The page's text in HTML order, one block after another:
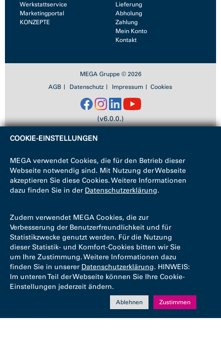
Werkstattservice
Marketingportal
KONZEPTE
Lieferung
Abholung
Zahlung
Mein Konto
Kontakt
MEGA Gruppe © 2026
AGB
Datenschutz Impressum Cookies
(v6.0.0.)
COOKIE-EINSTELLUNGEN
MEGA verwendet Cookies, die für den Betrieb dieser
Webseite notwendig sind. Mit Nutzung der Webseite
akzeptieren Sie diese Cookies. Weitere Informationen
dazu finden Sie in der Datenschutzerklärung.
Zudem verwendet MEGA Cookies, die zur
Verbesserung der Benutzerfreundlichkeit und für
Statistikzwecke genutzt werden. Für die Nutzung
dieser Statistik- und Komfort-Cookies bitten wir Sie
um Ihre Zustimmung. Weitere Informationen dazu
finden Sie in unserer Datenschutzerklärung. HINWEIS:
Im unteren Teil der Webseite können Sie Ihre Cookie-
Einstellungen jederzeit ändern.
Zustimmen
Ablehnen